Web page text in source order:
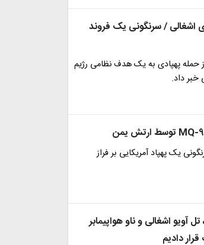
اشغالی / سرنگونی یک فروند
پهپادی به یک هدف نظامی رژیم
خبر داد.
یک پهپاد آمریکایی بر فراز
آویو اشغالی و ناو هواپیمابر
دادیم